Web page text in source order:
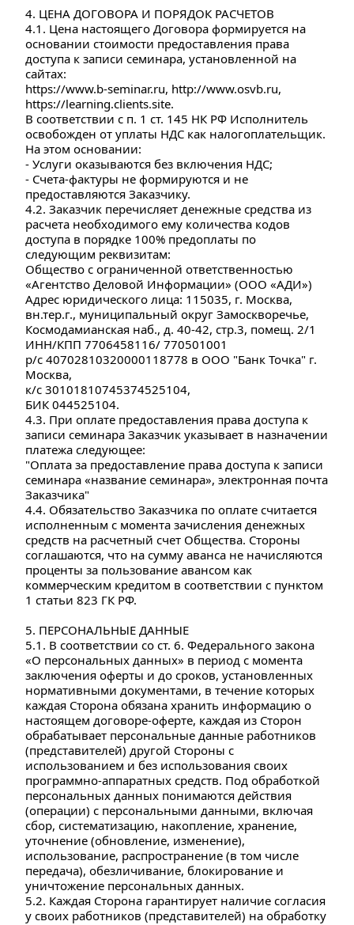
4. ЦЕНА ДОГОВОРА И ПОРЯДОК РАСЧЕТОВ
4.1. Цена настоящего Договора формируется на
основании стоимости предоставления права
доступа к записи семинара, установленной на
сайтах:
https://www.b-seminar.ru, http://www.osvb.ru
https://learning.clients.site.
В соответствии с п. 1 ст. 145 НК РФ Исполнитель
освобожден от уплаты НДС как налогоплательщик.
На этом основании:
- Услуги оказываются без включения НДС;
- Счета-фактуры не формируются и не
предоставляются Заказчику.
4.2. Заказчик перечисляет денежные средства из
расчета необходимого ему количества кодов
доступа в порядке 100% предоплаты по
следующим реквизитам:
Общество с ограниченной ответственностью
«Агентство Деловой Информации» (ООО «АДИ»)
Адрес юридического лица: 115035, г. Москва,
вн.тер.г., муниципальный округ Замоскворечье,
Космодамианская наб., д. 40-42, стр.3, помещ. 2/1
ИНН/КПП 7706458116/ 770501001
р/с 40702810320000118778 в ООО "Банк Точка" г.
Москва,
к/с 30101810745374525104,
БИК 044525104.
4.3. При оплате предоставления права доступа к
записи семинара Заказчик указывает в назначении
платежа следующее:
"Оплата за предоставление права доступа к записи
семинара «название семинара», электронная почта
Заказчика"
4.4. Обязательство Заказчика по оплате считается
исполненным с момента зачисления денежных
средств на расчетный счет Общества. Стороны
соглашаются, что на сумму аванса не начисляются
проценты за пользование авансом как
коммерческим кредитом в соответствии с пунктом
1 статьи 823 ГК РФ.
5. ПЕРСОНАЛЬНЫЕ ДАННЫЕ
5.1. В соответствии со ст. 6. Федерального закона
«О персональных данных» в период с момента
заключения оферты и до сроков, установленных
нормативными документами, в течение которых
каждая Сторона обязана хранить информацию о
настоящем договоре-оферте, каждая из Сторон
обрабатывает персональные данные работников
(представителей) другой Стороны с
использованием и без использования своих
программно-аппаратных средств. Под обработкой
персональных данных понимаются действия
(операции) с персональными данными, включая
сбор, систематизацию, накопление, хранение,
уточнение (обновление, изменение),
использование, распространение (в том числе
передача), обезличивание, блокирование и
уничтожение персональных данных.
5.2. Каждая Сторона гарантирует наличие согласия
у своих работников (представителей) на обработку